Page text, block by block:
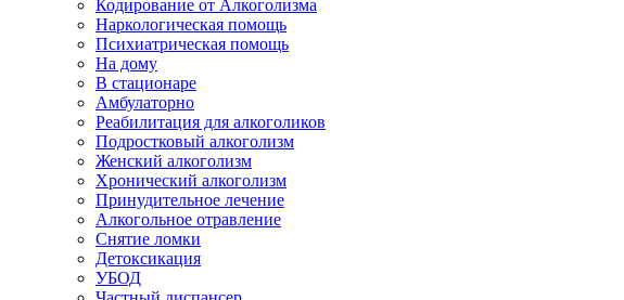
Кодирование от Алкоголизма
Наркологическая помощь
Психиатрическая помощь
На дому
В стационаре
Амбулаторно
Реабилитация для алкоголиков
Подростковый алкоголизм
Женский алкоголизм
Хронический алкоголизм
Принудительное лечение
Алкогольное отравление
Снятие ломки
Детоксикация
УБОД